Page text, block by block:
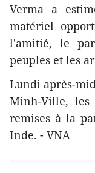
Verma a
matériel
l'amitié, le
peuples et les
Lundi après-
Minh-Ville, les
remises à la
Inde. - VNA